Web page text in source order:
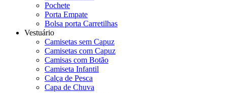
Pochete
Porta Empate
Bolsa porta Carretilhas
Vestuário
Camisetas sem Capuz
Camisetas com Capuz
Camisas com Botão
Camiseta Infantil
Calça de Pesca
Capa de Chuva